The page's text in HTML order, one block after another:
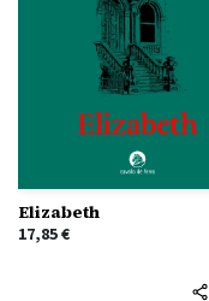
Elizabeth
17,85€